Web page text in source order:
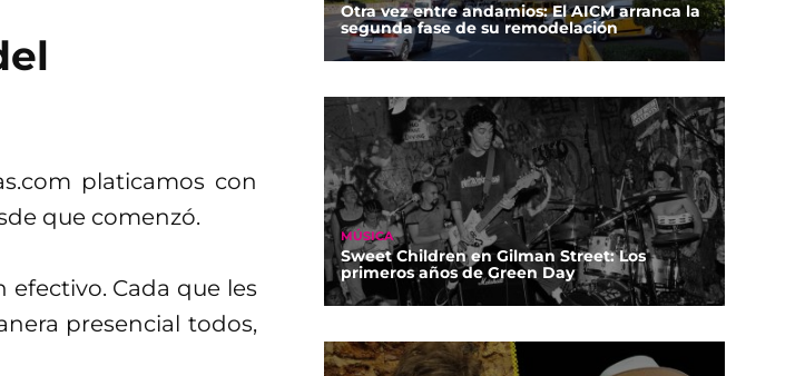
platicamos con
que comenzó.
Cada que les
presencial todos,
Otra vez entre andamios: El AICM arranca la
segunda fase de su remodelación
MÚSICA
Sweet Children en Gilman Street: Los
primeros años de Green Day